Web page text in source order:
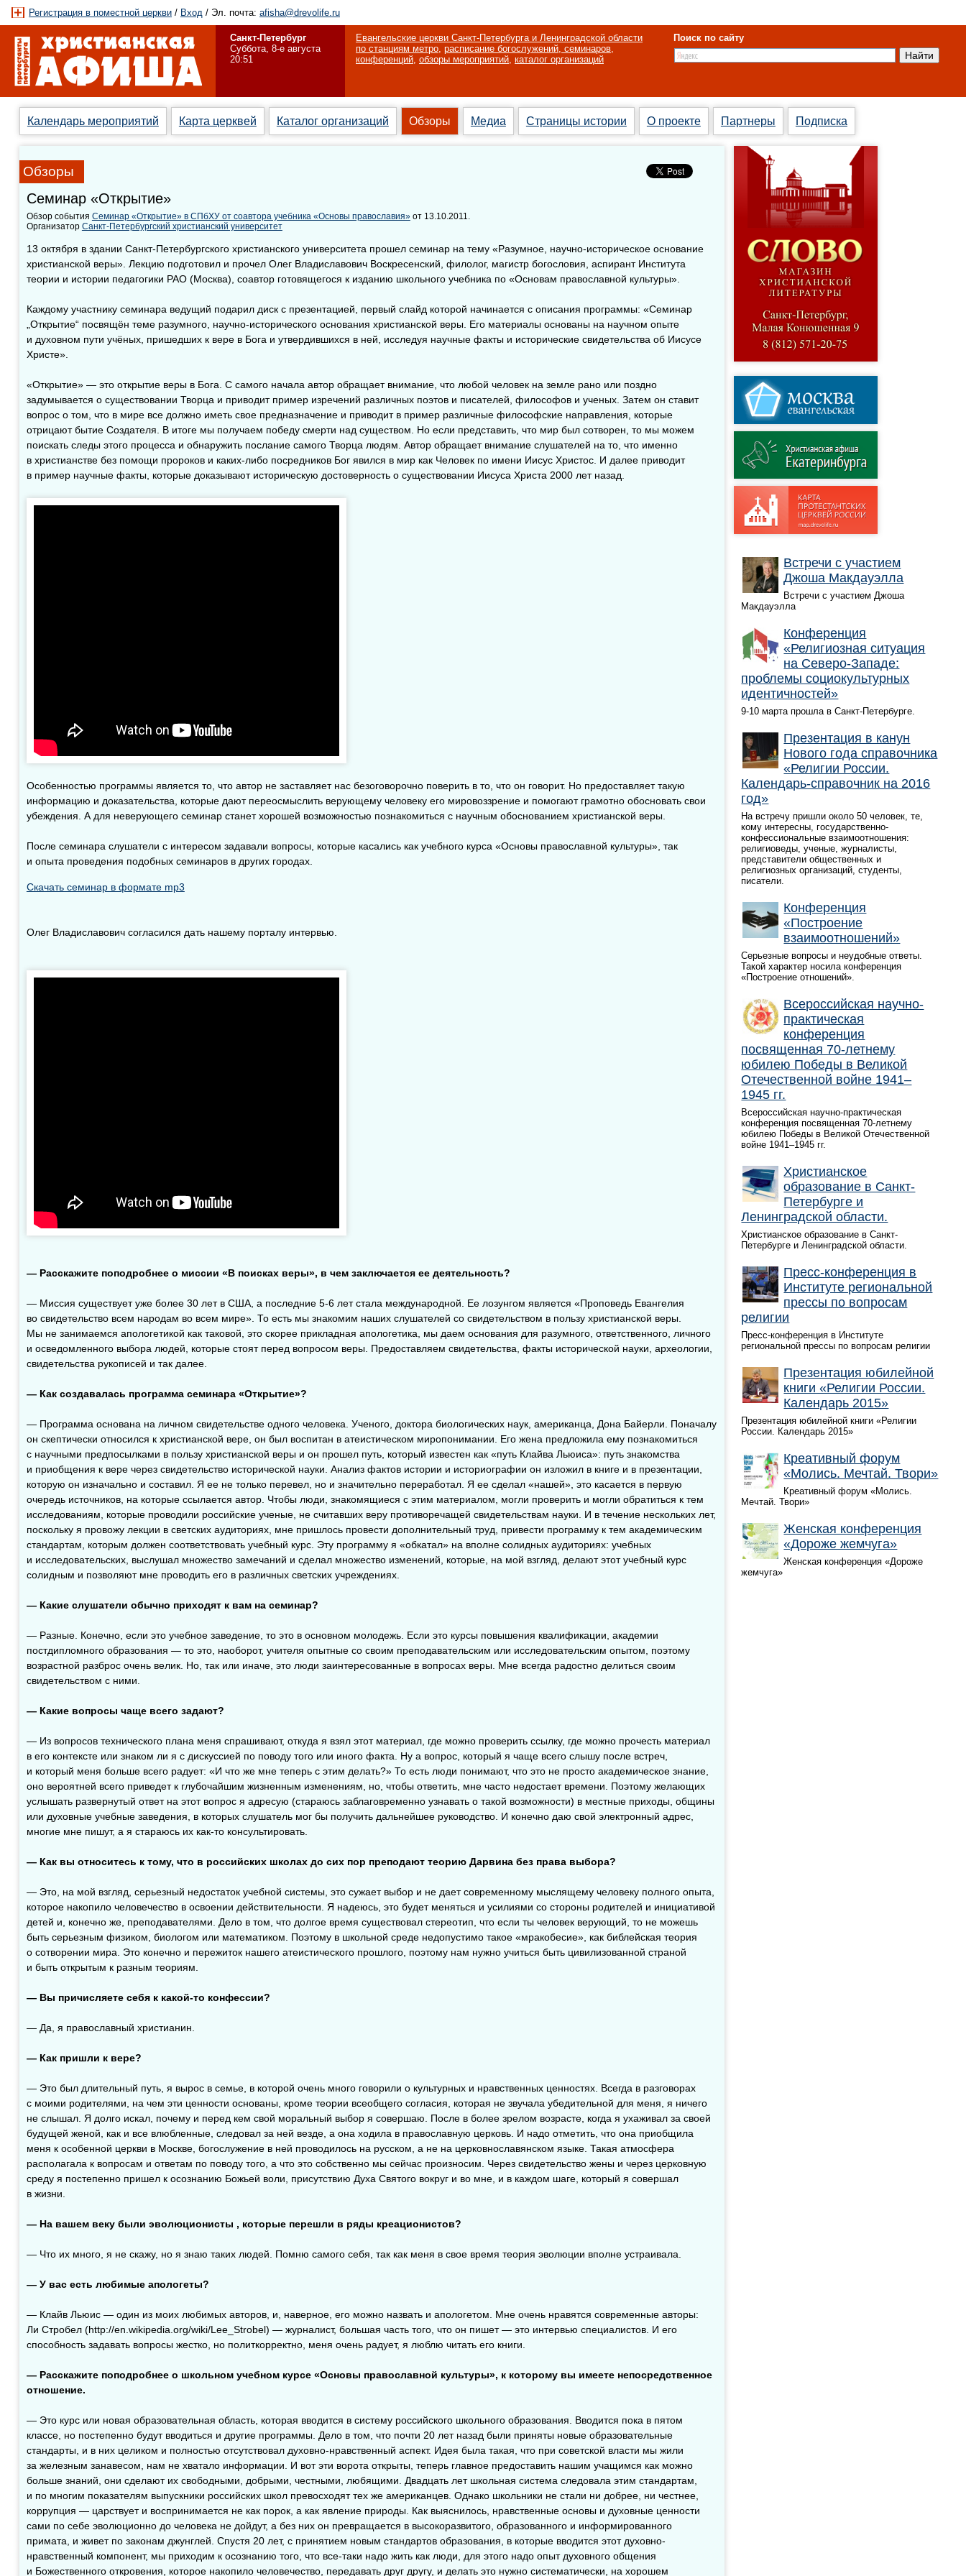
Регистрация в поместной церкви / Вход / Эл. почта: afisha@drevolife.ru
Санкт-Петербург
Суббота, 8-е августа
20:51
Евангельские церкви Санкт-Петербурга и Ленинградской области
по станциям метро, расписание богослужений, семинаров,
конференций, обзоры мероприятий, каталог организаций
Поиск по сайту
Календарь мероприятий Карта церквей Каталог организаций Обзоры Медиа Страницы истории О проекте Партнеры Подписка
Обзоры
Семинар «Открытие»
Обзор события Семинар «Открытие» в СПбХУ от соавтора учебника «Основы православия»от 13.10.2011.
Организатор Санкт-Петербургский христианский университет
13 октября в здании Санкт-Петербургского христианского университета прошел семинар на тему «Разумное, научно-историческое основание
христианской веры». Лекцию подготовил и прочел Олег Владиславович Воскресенский, филолог, магистр богословия, аспирант Института
теории и истории педагогики РАО (Москва), соавтор готовящегося к изданию школьного учебника по «Основам православной культуры».
Каждому участнику семинара ведущий подарил диск с презентацией, первый слайд которой начинается с описания программы: «Семинар
„Открытие“ посвящён теме разумного, научно-исторического основания христианской веры. Его материалы основаны на научном опыте
и духовном пути учёных, пришедших к вере в Бога и утвердившихся в ней, исследуя научные факты и исторические свидетельства об Иисусе
Христе».
«Открытие» — это открытие веры в Бога. С самого начала автор обращает внимание, что любой человек на земле рано или поздно
задумывается о существовании Творца и приводит пример изречений различных поэтов и писателей, философов и ученых. Затем он ставит
вопрос о том, что в мире все должно иметь свое предназначение и приводит в пример различные философские направления, которые
отрицают бытие Создателя. В итоге мы получаем победу смерти над существом. Но если представить, что мир был сотворен, то мы можем
поискать следы этого процесса и обнаружить послание самого Творца людям. Автор обращает внимание слушателей на то, что именно
в христианстве без помощи пророков и каких-либо посредников Бог явился в мир как Человек по имени Иисус Христос. И далее приводит
в пример научные факты, которые доказывают историческую достоверность о существовании Иисуса Христа 2000 лет назад.
Особенностью программы является то, что автор не заставляет нас безоговорочно поверить в то, что он говорит. Но предоставляет такую
информацию и доказательства, которые дают переосмыслить верующему человеку его мировоззрение и помогают грамотно обосновать свои
убеждения. А для неверующего семинар станет хорошей возможностью познакомиться с научным обоснованием христианской веры.
После семинара слушатели с интересом задавали вопросы, которые касались как учебного курса «Основы православной культуры», так
и опыта проведения подобных семинаров в других городах.
Скачать семинар в формате mp3
Олег Владиславович согласился дать нашему порталу интервью.
— Расскажите поподробнее о миссии «В поисках веры», в чем заключается ее деятельность?
— Миссия существует уже более 30 лет в США, а последние 5-6лет стала международной. Ее лозунгом является «Проповедь Евангелия
во свидетельство всем народам во всем мире». То есть мы знакомим наших слушателей со свидетельством в пользу христианской веры.
Мы не занимаемся апологетикой как таковой, это скорее прикладная апологетика, мы даем основания для разумного, ответственного, личного
и осведомленного выбора людей, которые стоят перед вопросом веры. Предоставляем свидетельства, факты исторической науки, археологии,
свидетельства рукописей и так далее.
— Как создавалась программа семинара «Открытие»?
— Программа основана на личном свидетельстве одного человека. Ученого, доктора биологических наук, американца, Дона Байерли. Поначалу
он скептически относился к христианской вере, он был воспитан в атеистическом миропонимании. Его жена предложила ему познакомиться
с научными предпосылками в пользу христианской веры и он прошел путь, который известен как «путь Клайва Льюиса»: путь знакомства
и приобщения к вере через свидетельство исторической науки. Анализ фактов истории и историографии он изложил в книге и в презентации,
которую он изначально и составил. Я ее не только перевел, но и значительно переработал. Я ее сделал «нашей», это касается в первую
очередь источников, на которые ссылается автор. Чтобы люди, знакомящиеся с этим материалом, могли проверить и могли обратиться к тем
исследованиям, которые проводили российские ученые, не считавших веру противоречащей свидетельствам науки. И в течение нескольких лет,
поскольку я провожу лекции в светских аудиториях, мне пришлось провести дополнительный труд, привести программу к тем академическим
стандартам, которым должен соответствовать учебный курс. Эту программу я «обкатал» на вполне солидных аудиториях: учебных
и исследовательских, выслушал множество замечаний и сделал множество изменений, которые, на мой взгляд, делают этот учебный курс
солидным и позволяют мне проводить его в различных светских учреждениях.
— Какие слушатели обычно приходят к вам на семинар?
— Разные. Конечно, если это учебное заведение, то это в основном молодежь. Если это курсы повышения квалификации, академии
постдипломного образования — то это, наоборот, учителя опытные со своим преподавательским или исследовательским опытом, поэтому
возрастной разброс очень велик. Но, так или иначе, это люди заинтересованные в вопросах веры. Мне всегда радостно делиться своим
свидетельством с ними.
— Какие вопросы чаще всего задают?
— Из вопросов технического плана меня спрашивают, откуда я взял этот материал, где можно проверить ссылку, где можно прочесть материал
в его контексте или знаком ли я с дискуссией по поводу того или иного факта. Ну а вопрос, который я чаще всего слышу после встреч,
и который меня больше всего радует: «И что же мне теперь с этим делать?» То есть люди понимают, что это не просто академическое знание,
оно вероятней всего приведет к глубочайшим жизненным изменениям, но, чтобы ответить, мне часто недостает времени. Поэтому желающих
услышать развернутый ответ на этот вопрос я адресую (стараюсь заблаговременно узнавать о такой возможности) в местные приходы, общины
или духовные учебные заведения, в которых слушатель мог бы получить дальнейшее руководство. И конечно даю свой электронный адрес,
многие мне пишут, а я стараюсь их как-то консультировать.
— Как вы относитесь к тому, что в российских школах до сих пор преподают теорию Дарвина без права выбора?
— Это, на мой взгляд, серьезный недостаток учебной системы, это сужает выбор и не дает современному мыслящему человеку полного опыта,
которое накопило человечество в освоении действительности. Я надеюсь, это будет меняться и усилиями со стороны родителей и инициативой
детей и, конечно же, преподавателями. Дело в том, что долгое время существовал стереотип, что если ты человек верующий, то не можешь
быть серьезным физиком, биологом или математиком. Поэтому в школьной среде недопустимо такое «мракобесие», как библейская теория
о сотворении мира. Это конечно и пережиток нашего атеистического прошлого, поэтому нам нужно учиться быть цивилизованной страной
и быть открытым к разным теориям.
— Вы причисляете себя к какой-то конфессии?
— Да, я православный христианин.
— Как пришли к вере?
— Это был длительный путь, я вырос в семье, в которой очень много говорили о культурных и нравственных ценностях. Всегда в разговорах
с моими родителями, на чем эти ценности основаны, кроме теории всеобщего согласия, которая не звучала убедительной для меня, я ничего
не слышал. Я долго искал, почему и перед кем свой моральный выбор я совершаю. После в более зрелом возрасте, когда я ухаживал за своей
будущей женой, как и все влюбленные, следовал за ней везде, а она ходила в православную церковь. И надо отметить, что она приобщила
меня к особенной церкви в Москве, богослужение в ней проводилось на русском, а не на церковнославянском языке. Такая атмосфера
располагала к вопросам и ответам по поводу того, а что это собственно мы сейчас произносим. Через свидетельство жены и через церковную
среду я постепенно пришел к осознанию Божьей воли, присутствию Духа Святого вокруг и во мне, и в каждом шаге, который я совершал
в жизни.
— На вашем веку были эволюционисты , которые перешли в ряды креационистов?
— Что их много, я не скажу, но я знаю таких людей. Помню самого себя, так как меня в свое время теория эволюции вполне устраивала.
— У вас есть любимые апологеты?
— Клайв Льюис — один из моих любимых авторов, и, наверное, его можно назвать и апологетом. Мне очень нравятся современные авторы:
Ли Стробел (http://en.wikipedia.org/wiki/Lee_Strobel) — журналист, большая часть того, что он пишет — это интервью специалистов. И его
способность задавать вопросы жестко, но политкорректно, меня очень радует, я люблю читать его книги.
— Расскажите поподробнее о школьном учебном курсе «Основы православной культуры», к которому вы имеете непосредственное
отношение.
— Это курс или новая образовательная область, которая вводится в систему российского школьного образования. Вводится пока в пятом
классе, но постепенно будут вводиться и другие программы. Дело в том, что почти 20 лет назад были приняты новые образовательные
стандарты, и в них целиком и полностью отсутствовал духовно-нравственный аспект. Идея была такая, что при советской власти мы жили
за железным занавесом, нам не хватало информации. И вот эти ворота открыты, теперь главное предоставить нашим учащимся как можно
больше знаний, они сделают их свободными, добрыми, честными, любящими. Двадцать лет школьная система следовала этим стандартам,
и по многим показателям выпускники российских школ превосходят тех же американцев. Однако школьники не стали ни добрее, ни честнее,
коррупция — царствует и воспринимается не как порок, а как явление природы. Как выяснилось, нравственные основы и духовные ценности
сами по себе эволюционно до человека не дойдут, а без них он превращается в высокоразвитого, образованного и информированного
примата, и живет по законам джунглей. Спустя 20 лет, с принятием новым стандартов образования, в которые вводится этот духовно-
нравственный компонент, мы приходим к осознанию того, что все-таки надо жить как люди, для этого надо опыт духовного общения
и Божественного откровения, которое накопило человечество, передавать друг другу, и делать это нужно систематически, на хорошем
Встречи с участием
Джоша Макдауэлла
Встречи с участием Джоша
Макдауэлла
Конференция
«Религиозная ситуация
на Северо-Западе:
проблемы социокультурных
идентичностей»
9-10 марта прошла в Санкт-Петербурге.
Презентация в канун
Нового года справочника
«Религии России.
Календарь-справочник на 2016
год»
На встречу пришли около 50 человек, те,
кому интересны, государственно-
конфессиональные взаимоотношения:
религиоведы, ученые, журналисты,
представители общественных и
религиозных организаций, студенты,
писатели.
Конференция
«Построение
взаимоотношений»
Серьезные вопросы и неудобные ответы.
Такой характер носила конференция
«Построение отношений».
Всероссийская научно-
практическая
конференция
посвященная 70-летнему
юбилею Победы в Великой
Отечественной войне 1941–
1945 гг.
Всероссийская научно-практическая
конференция посвященная 70-летнему
юбилею Победы в Великой Отечественной
войне 1941–1945 гг.
Христианское
образование в Санкт-
Петербурге и
Ленинградской области.
Христианское образование в Санкт-
Петербурге и Ленинградской области.
Пресс-конференция в
Институте региональной
прессы по вопросам
религии
Пресс-конференция в Институте
региональной прессы по вопросам религии
Презентация юбилейной
книги «Религии России.
Календарь 2015»
Презентация юбилейной книги «Религии
России. Календарь 2015»
Креативный форум
«Молись. Мечтай. Твори»
Креативный форум «Молись.
Мечтай. Твори»
Женская конференция
«Дороже жемчуга»
Женская конференция «Дороже
жемчуга»